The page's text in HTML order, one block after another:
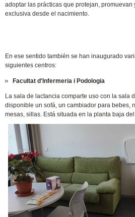
adoptar las prácticas que protejan,
exclusiva desde el nacimiento.
En ese sentido también se han inaugurado
siguientes centros:
Facultat d'Infermeria i Podologia
La sala de lactancia comparte uso con la sala
disponible un sofá, un cambiador para bebes,
mesas, sillas. Está situada en la planta baja